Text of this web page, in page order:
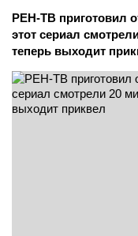
РЕН-ТВ приготовил
этот сериал
теперь выходит